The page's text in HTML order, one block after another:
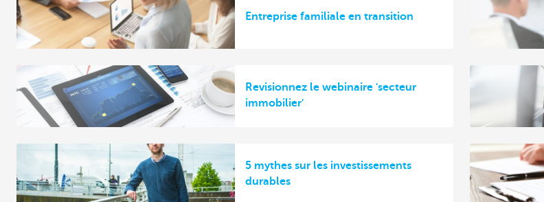
Entreprise familiale en transition
Revisionnez le webinaire 'secteur
immobilier'
5 mythes sur les investissements
durables